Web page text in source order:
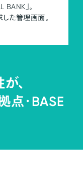
」。
した管理画面。
、
点・BASE